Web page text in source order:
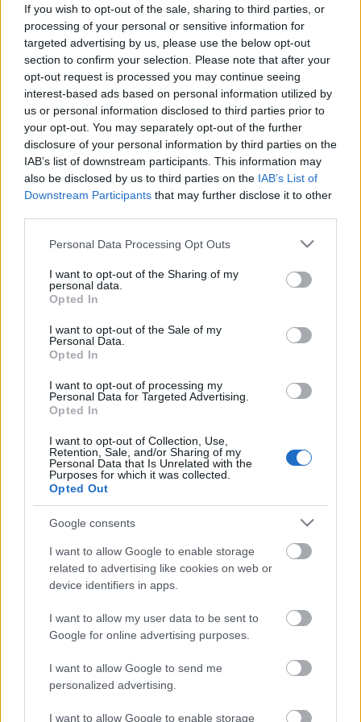
If you wish to opt-out of the sale, sharing to third parties, or
processing of your personal or sensitive information for
targeted advertising by us, please use the below opt-out
section to confirm your selection. Please note that after your
opt-out request is processed you may continue seeing
interest-based ads based on personal information utilized by
us or personal information disclosed to third parties prior to
your opt-out. You may separately opt-out of the further
disclosure of your personal information by third parties on the
IAB’s list of downstream participants. This information may
also be disclosed by us to third parties on the IAB’s List of
Downstream Participants that may further disclose it to other
Please note that this website/app uses one or more Google
not limited to your visit or usage behaviour. You may click to
grant or deny consent to Google and its third-party tags to
use your data for below specified purposes in below Google
consent section.
Personal Data Processing Opt Outs
I want to opt-out of the Sharing of my
personal data.
Opted In
I want to opt-out of the Sale of my
Personal Data.
Opted In
I want to opt-out of processing my
Personal Data for Targeted Advertising.
Opted In
I want to opt-out of Collection, Use,
Retention, Sale, and/or Sharing of my
Personal Data that Is Unrelated with the
Purposes for which it was collected.
Opted Out
Google consents
I want to allow Google to enable storage
related to advertising like cookies on web or
device identifiers in apps.
I want to allow my user data to be sent to
Google for online advertising purposes.
I want to allow Google to send me
personalized advertising.
I want to allow Google to enable storage
nigeriano procede del CSKA de Moscú y firma por las
próximas tres temporadas con los sevillistas, tras acabar
contrato con el conjunto ruso.
Pese a ser propiedad del CSKA, la última temporada la jugó
como cedido en el Royal Antwerp belga, en el que disputó
29 partidos de la Pro League, marcó 4 goles y repartió 4
asistencias. Anteriormente jugó en el Hertha Berlín, también
cedido por el CSKA, con el que jugó 20 partidos de
Bundesliga y dio 3 asistencias. Ejuke fichó por el equipo
ruso en verano de 2020 por 11,5 millones de euros tras
regates. En la última temporada de la liga belga completó
2,9 regates por encuentro con un porcentaje de acierto del
campeonato.
sale en el juego como delantero y tiene un precio
fichaje del Sevilla podría subir su precio a una cantidad que
ronde los 2 millones durante el verano.
Christantus Uche llega al Getafe. ¿Recomendable en
Comunio?
El nigeriano Christantus Uche es el
primer fichaje del Getafe para la
temporada 24/25. ¿Qué podemos
¿Recomendable en Comunio?